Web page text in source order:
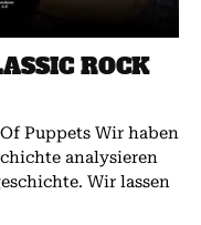
ROCK
Puppets Wir haben
analysieren
Wir lassen